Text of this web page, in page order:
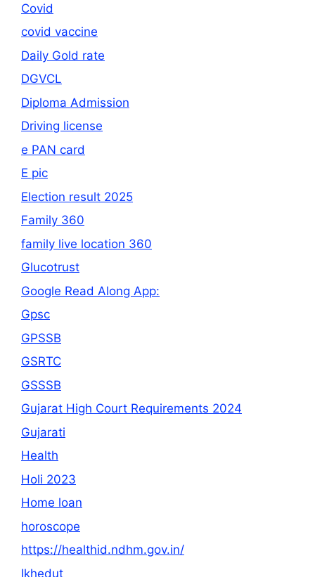
Covid
covid vaccine
Daily Gold rate
DGVCL
Diploma Admission
Driving license
e PAN card
E pic
Election result 2025
Family 360
family live location 360
Glucotrust
Google Read Along App:
Gpsc
GPSSB
GSRTC
GSSSB
Gujarat High Court Requirements 2024
Gujarati
Health
Holi 2023
Home loan
horoscope
https://healthid.ndhm.gov.in/
Ikhedut